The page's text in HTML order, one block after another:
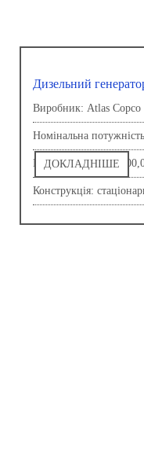
Дизельний
Виробник: Atlas Copco
Номінальна
Напруга, В: 230,0-
Конструкція:
ДОКЛАДНІШЕ